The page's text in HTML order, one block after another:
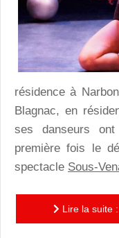
résidence à
Blagnac, en
ses danseurs
première fois le
spectacle Sous-
Lire la suite